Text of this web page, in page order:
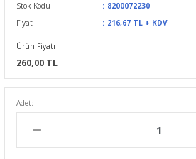
Stok Kodu
8200072230
Fiyat
216,67 TL + KDV
Ürün Fiyatı
260,00 TL
Adet: